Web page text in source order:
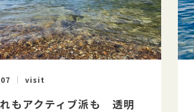
visit
もアクティブ派も 透明